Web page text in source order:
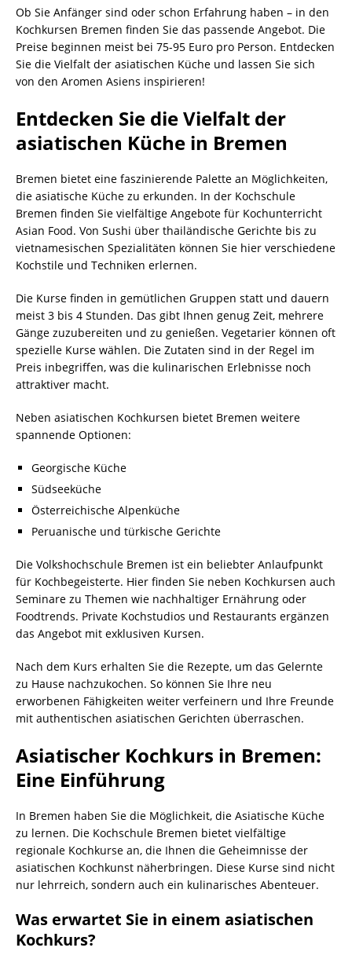
Ob Sie Anfänger sind oder schon Erfahrung haben – in den
Kochkursen Bremen finden Sie das passende Angebot. Die
Preise beginnen meist bei 75-95 Euro pro Person. Entdecken
Sie die Vielfalt der asiatischen Küche und lassen Sie sich
von den Aromen Asiens inspirieren!
Entdecken Sie die Vielfalt der
asiatischen Küche in Bremen
Bremen bietet eine faszinierende Palette an Möglichkeiten,
die asiatische Küche zu erkunden. In der Kochschule
Bremen finden Sie vielfältige Angebote für Kochunterricht
Asian Food. Von Sushi über thailändische Gerichte bis zu
vietnamesischen Spezialitäten können Sie hier verschiedene
Kochstile und Techniken erlernen.
Die Kurse finden in gemütlichen Gruppen statt und dauern
meist 3 bis 4 Stunden. Das gibt Ihnen genug Zeit, mehrere
Gänge zuzubereiten und zu genießen. Vegetarier können oft
spezielle Kurse wählen. Die Zutaten sind in der Regel im
Preis inbegriffen, was die kulinarischen Erlebnisse noch
attraktiver macht.
Neben asiatischen Kochkursen bietet Bremen weitere
spannende Optionen:
Georgische Küche
Südseeküche
Österreichische Alpenküche
Peruanische und türkische Gerichte
Die Volkshochschule Bremen ist ein beliebter Anlaufpunkt
für Kochbegeisterte. Hier finden Sie neben Kochkursen auch
Seminare zu Themen wie nachhaltiger Ernährung oder
Foodtrends. Private Kochstudios und Restaurants ergänzen
das Angebot mit exklusiven Kursen.
Nach dem Kurs erhalten Sie die Rezepte, um das Gelernte
zu Hause nachzukochen. So können Sie Ihre neu
erworbenen Fähigkeiten weiter verfeinern und Ihre Freunde
mit authentischen asiatischen Gerichten überraschen.
Asiatischer Kochkurs in Bremen:
Eine Einführung
In Bremen haben Sie die Möglichkeit, die Asiatische Küche
zu lernen. Die Kochschule Bremen bietet vielfältige
regionale Kochkurse an, die Ihnen die Geheimnisse der
asiatischen Kochkunst näherbringen. Diese Kurse sind nicht
nur lehrreich, sondern auch ein kulinarisches Abenteuer.
Was erwartet Sie in einem asiatischen
Kochkurs?